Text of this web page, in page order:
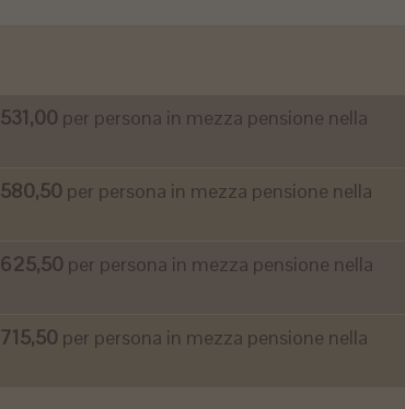
531,00 per persona in mezza pensione nella
580,50per persona in mezza pensione nella
625,50 per persona in mezza pensione nella
715,50per persona in mezza pensione nella